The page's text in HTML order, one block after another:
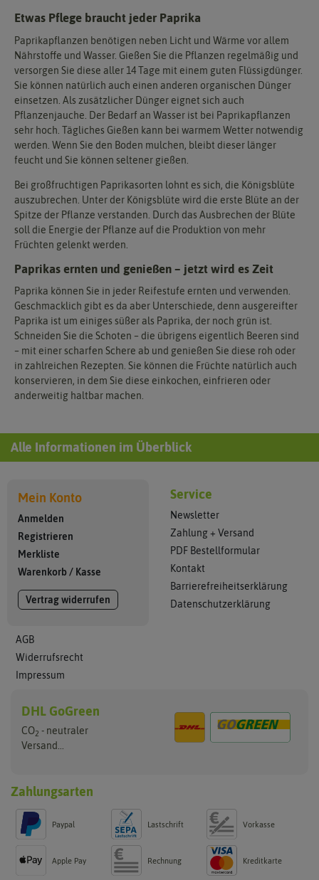
Etwas Pflege braucht jeder Paprika
Paprikapflanzen benötigen neben Licht und Wärme vor allem
Nährstoffe und Wasser. Gießen Sie die Pflanzen regelmäßig und
versorgen Sie diese aller 14 Tage mit einem guten Flüssigdünger.
Sie können natürlich auch einen anderen organischen Dünger
einsetzen. Als zusätzlicher Dünger eignet sich auch
Pflanzenjauche. Der Bedarf an Wasser ist bei Paprikapflanzen
sehr hoch. Tägliches Gießen kann bei warmem Wetter notwendig
werden. Wenn Sie den Boden mulchen, bleibt dieser länger
feucht und Sie können seltener gießen.
Bei großfruchtigen Paprikasorten lohnt es sich, die Königsblüte
auszubrechen. Unter der Königsblüte wird die erste Blüte an der
Spitze der Pflanze verstanden. Durch das Ausbrechen der Blüte
soll die Energie der Pflanze auf die Produktion von mehr
Früchten gelenkt werden.
Paprikas ernten und genießen – jetzt wird es Zeit
Paprika können Sie in jeder Reifestufe ernten und verwenden.
Geschmacklich gibt es da aber Unterschiede, denn ausgereifter
Paprika ist um einiges süßer als Paprika, der noch grün ist.
Schneiden Sie die Schoten – die übrigens eigentlich Beeren sind
– mit einer scharfen Schere ab und genießen Sie diese roh oder
in zahlreichen Rezepten. Sie können die Früchte natürlich auch
konservieren, in dem Sie diese einkochen, einfrieren oder
anderweitig haltbar machen.
Alle Informationen im Überblick
Mein Konto
Anmelden
Registrieren
Merkliste
Warenkorb / Kasse
Vertrag widerrufen
AGB
Widerrufsrecht
Impressum
Service
Newsletter
Zahlung + Versand
PDF Bestellformular
Kontakt
Barrierefreiheitserklärung
Datenschutzerklärung
DHL GoGreen
CO2 - neutraler
Versand...
Zahlungsarten
Paypal Lastschrift Vorkasse
Apple Pay Rechnung Kreditkarte